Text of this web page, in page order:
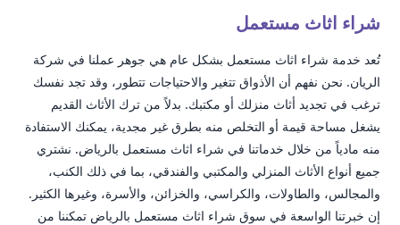
شراء اثاث مستعمل
تُعد خدمة شراء اثاث مستعمل بشكل عام هي جوهر عملنا في شركة
الريان. نحن نفهم أن الأذواق تتغير والاحتياجات تتطور، وقد تجد نفسك
ترغب في تجديد أثاث منزلك أو مكتبك. بدلاً من ترك الأثاث القديم
يشغل مساحة قيمة أو التخلص منه بطرق غير مجدية، يمكنك الاستفادة
منه مادياً من خلال خدماتنا في شراء اثاث مستعمل بالرياض. نشتري
جميع أنواع الأثاث المنزلي والمكتبي والفندقي، بما في ذلك الكنب،
والمجالس، والطاولات، والكراسي، والخزائن، والأسرة، وغيرها الكثير.
إن خبرتنا الواسعة في سوق شراء اثاث مستعمل بالرياض تمكننا من